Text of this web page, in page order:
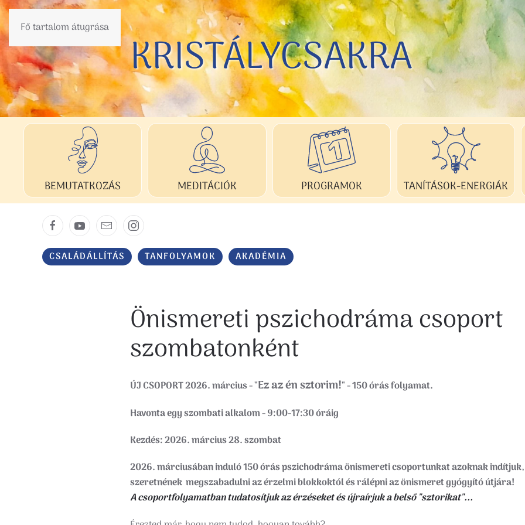
Fő tartalom átugrása KRISTÁLYCSAKRA
KRISTÁLYCSAKRA
BEMUTATKOZÁS MEDITÁCIÓK PROGRAMOK TANÍTÁSOK-ENERGIÁK
CSALÁDÁLLÍTÁS TANFOLYAMOK AKADÉMIA
Önismereti pszichodráma csoport
szombatonként
ÚJ CSOPORT 2026. március - "Ez az én sztorim!" - 150 órás folyamat.
Havonta egy szombati alkalom - 9:00-17:30 óráig
Kezdés: 2026. március 28. szombat
2026. márciusában induló 150 órás pszichodráma önismereti csoportunkat azoknak
szeretnének megszabadulni az érzelmi blokkoktól és rálépni az önismeret gyógyító útjára!
A csoportfolyamatban tudatosítjuk az érzéseket és újraírjuk a belső "sztorikat"...